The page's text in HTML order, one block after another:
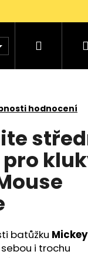
VŮNĚ Hledat
hodnocení
batůžku Mickey
i trochu